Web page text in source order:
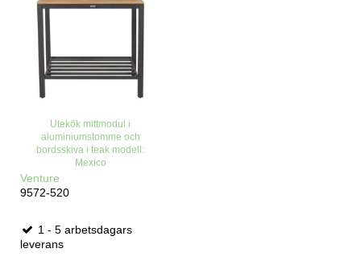
Utekök mittmodul i
aluminiumstomme och
bordsskiva i teak modell:
Mexico
Venture
9572-520
1 - 5 arbetsdagars
leverans